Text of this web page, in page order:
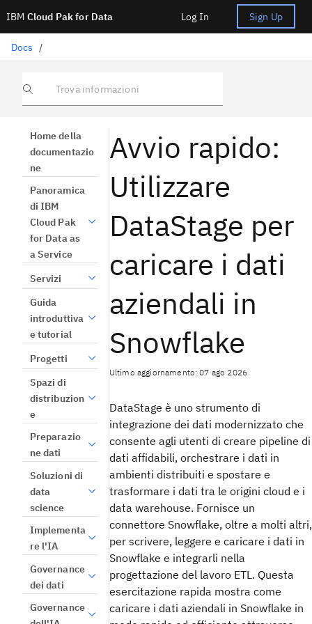
IBM Cloud Pak for Data Log In Sign Up
Docs /
Trova informazioni
Home della
documentazio
ne
Panoramica
di IBM
Cloud Pak
for Data as
a Service
Servizi
Guida
introduttiva
e tutorial
Progetti
Spazi di
distribuzion
e
Preparazio
ne dati
Soluzioni di
data
science
Implementa
re l'IA
Governance
dei dati
Governance
Avvio rapido:
Utilizzare
DataStage per
caricare i dati
aziendali in
Snowflake
Ultimo aggiornamento: 07 ago 2026
DataStage è uno strumento di
integrazione dei dati modernizzato che
consente agli utenti di creare pipeline di
dati affidabili, orchestrare i dati in
ambienti distribuiti e spostare e
trasformare i dati tra le origini cloud e i
data warehouse. Fornisce un
connettore Snowflake, oltre a molti altri,
per scrivere, leggere e caricare i dati in
Snowflake e integrarli nella
progettazione del lavoro ETL. Questa
esercitazione rapida mostra come
caricare i dati aziendali in Snowflake in